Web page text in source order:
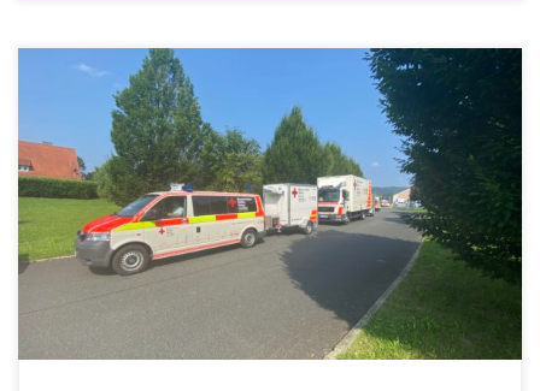
Sechs Mit­glie­der des BRK Holl­feld LogV kön­nen seit weni­gen Tagen
auch hin­ter dem Steu­er unse­res neu­en Ret­tungs­wa­gens (RTW) (zu Die­
sem kommt in Zukunft auch noch ein Arti­kel) voll und ganz durch­star­
ten. Alle Sechs nah­men erfolg­reich am Hel­fer­füh­rer­schein-Lehr­gang teil
und dür­fen somit zukünf­tig alle Fahr­zeu­ge oder Gespan­ne bis 7,5 t
Gewicht […]